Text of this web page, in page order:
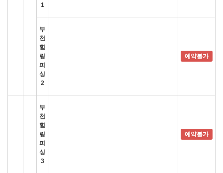
1
부
천
힐
링
피
싱
2
예약불가
부
천
힐
링
피
싱
3
예약불가